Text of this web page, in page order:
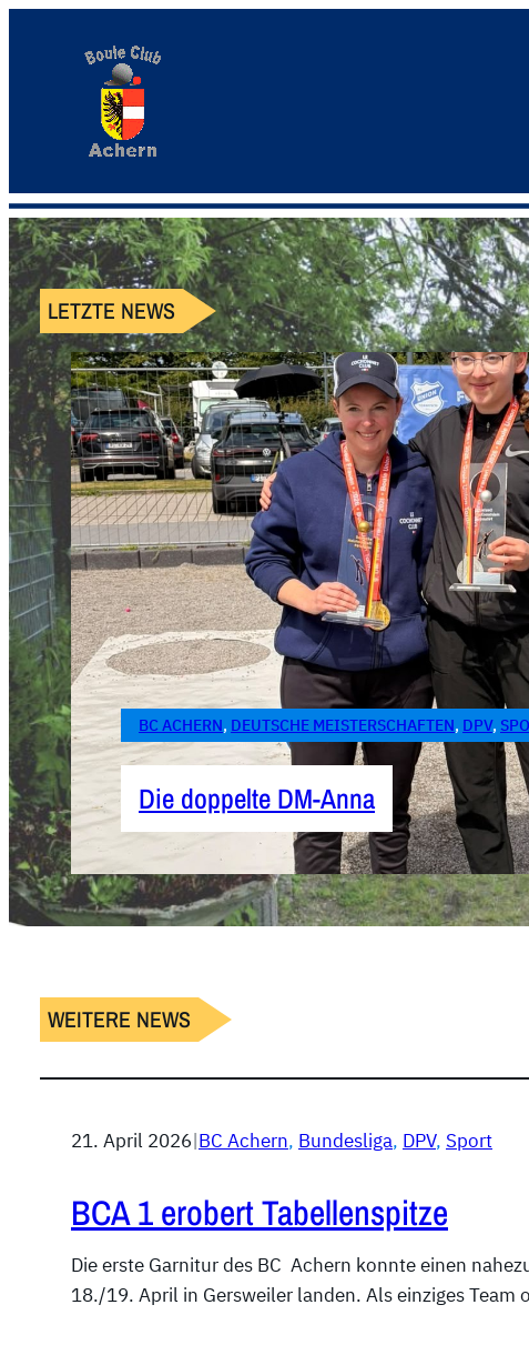
LETZTE NEWS
BC ACHERN, DEUTSCHE MEISTERSCHAFTEN, DPV,
Die doppelte DM-Anna
WEITERE NEWS
21. April 2026|BC Achern, Bundesliga, DPV, Sport
BCA 1 erobert Tabellenspitze
Die erste Garnitur des BC Achern konnte einen
18./19. April in Gersweiler landen. Als einziges Team